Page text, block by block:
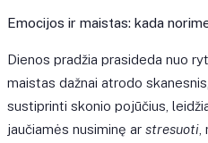
Emocijos ir maistas: kada
Dienos pradžia prasideda nuo
maistas dažnai atrodo
sustiprinti skonio pojūčius,
jaučiamės nusiminę ar stresuoti